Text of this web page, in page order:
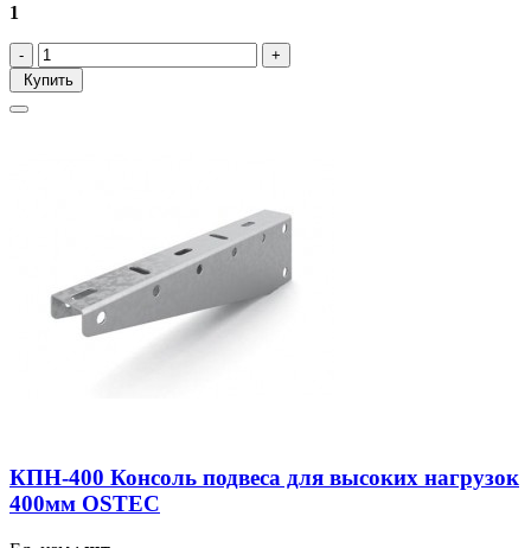
1
Купить
КПН-400 Консоль подвеса для высоких нагрузок
400мм OSTEC